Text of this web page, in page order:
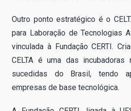
Outro ponto estratégico é o
para Laboração de Tecnologias
vinculada à Fundação CERTI.
CELTA é uma das
sucedidas do Brasil, tendo
empresas de base tecnológica.